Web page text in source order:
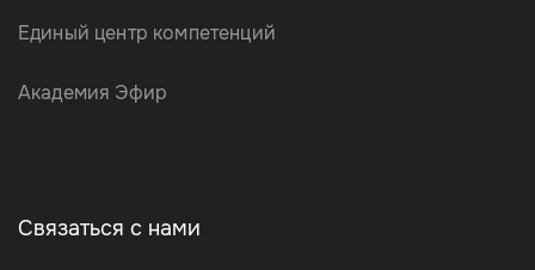
Единый центр компетенций
Академия Эфир
Связаться с нами